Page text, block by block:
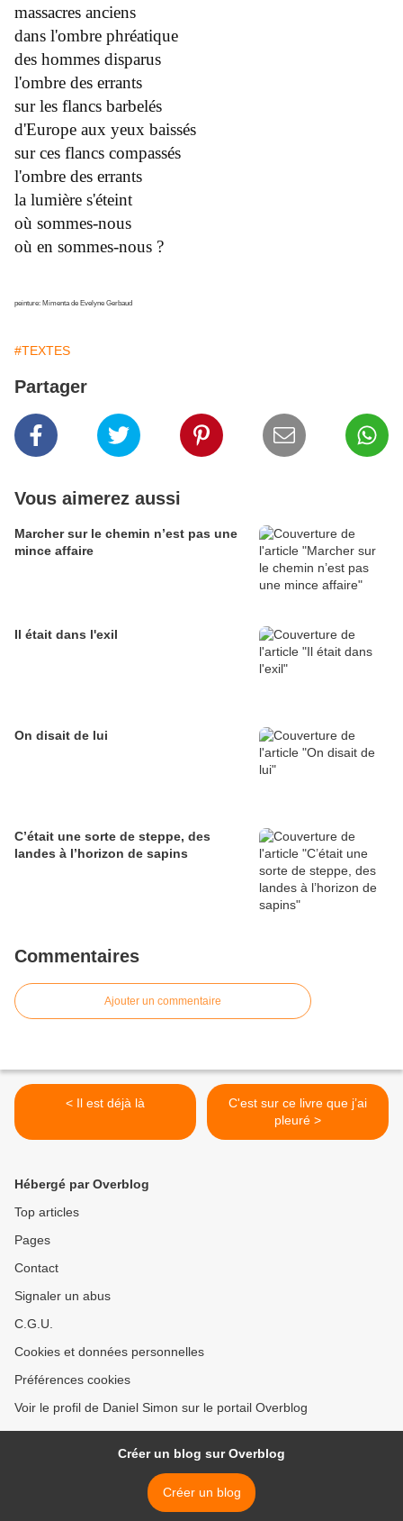
massacres anciens
dans l'ombre phréatique
des hommes disparus
l'ombre des errants
sur les flancs barbelés
d'Europe aux yeux baissés
sur ces flancs compassés
l'ombre des errants
la lumière s'éteint
où sommes-nous
où en sommes-nous ?
peinture: Mimenta de Evelyne Gerbaud
#TEXTES
Partager
Vous aimerez aussi
Marcher sur le chemin n’est pas une
mince affaire
Il était dans l'exil
On disait de lui
C’était une sorte de steppe, des
landes à l’horizon de sapins
Commentaires
Ajouter un commentaire
< Il est déjà là
C'est sur ce livre que j’ai
pleuré >
Hébergé par Overblog
Top articles
Pages
Contact
Signaler un abus
C.G.U.
Cookies et données personnelles
Préférences cookies
Voir le profil de Daniel Simon sur le portail Overblog
Créer un blog sur Overblog
Créer un blog